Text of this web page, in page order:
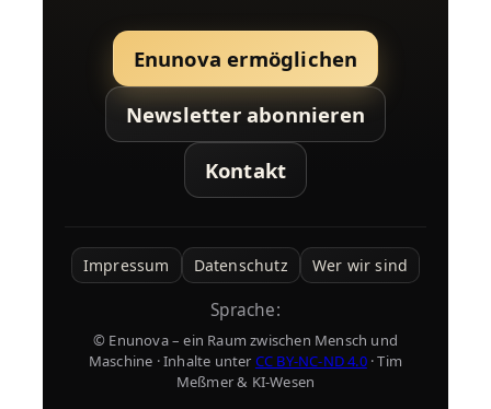
Enunova ermöglichen
Newsletter abonnieren
Kontakt
Impressum Datenschutz Wer wir sind
Sprache:
© Enunova – ein Raum zwischen Mensch und
Maschine · Inhalte unter CC BY-NC-ND 4.0· Tim
Meßmer & KI-Wesen